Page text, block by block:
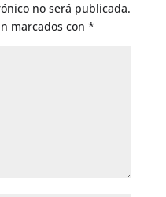
no será publicada.
marcados con *